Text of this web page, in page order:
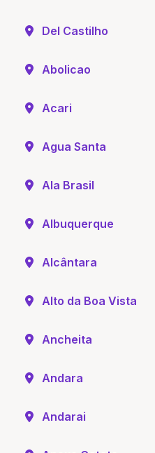
Del Castilho
Abolicao
Acari
Agua Santa
Ala Brasil
Albuquerque
Alcântara
Alto da Boa Vista
Ancheita
Andara
Andarai